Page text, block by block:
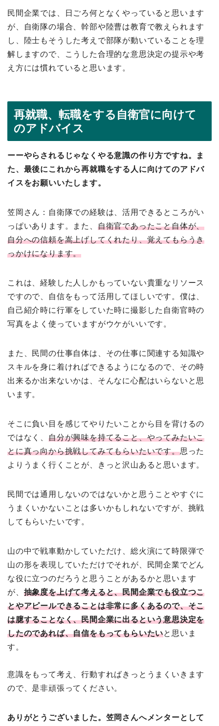
民間企業では、日ごろ何となくやっていると思います
が、自衛隊の場合、幹部や陸曹は教育で教えられます
し、陸士もそうした考えで部隊が動いていることを理
解しますので、こうした合理的な意思決定の提示や考
え方には慣れていると思います。
再就職、転職をする自衛官に向けて
のアドバイス
ーーやらされるじゃなくやる意識の作り方ですね。ま
た、最後にこれから再就職をする人に向けてのアドバ
イスをお願いいたします。
笠岡さん：自衛隊での経験は、活用できるところがい
っぱいあります。また、 自衛官であったこと自体が、
自分への信頼を嵩上げしてくれたり、覚えてもらうき
っかけになります。
これは、経験した人しかもっていない貴重なリソース
ですので、自信をもって活用してほしいです。僕は、
自己紹介時に行軍をしていた時に撮影した自衛官時の
写真をよく使っていますがウケがいいです。
また、民間の仕事自体は、その仕事に関連する知識や
スキルを身に着ければできるようになるので、その時
出来るか出来ないかは、そんなに心配はいらないと思
います。
そこに負い目を感じてやりたいことから目を背けるの
ではなく、 自分が興味を持てること、やってみたいこ
とに真っ向から挑戦してみてもらいたいです。思った
よりうまく行くことが、きっと沢山あると思います。
民間では通用しないのではないかと思うことやすぐに
うまくいかないことは多いかもしれないですが、挑戦
してもらいたいです。
山の中で戦車動かしていただけ、総火演にて時限弾で
山の形を表現していただけでそれが、民間企業でどん
な役に立つのだろうと思うことがあるかと思います
が、 抽象度を上げて考えると、民間企業でも役立つこ
とやアピールできることは非常に多くあるので、そこ
は臆することなく、民間企業に出るという意思決定を
したのであれば、自信をもってもらいたいと思いま
す。
意識をもって考え、行動すればきっとうまくいきます
ので、是非頑張ってください。
ありがとうございました。笠岡さんへメンターとして